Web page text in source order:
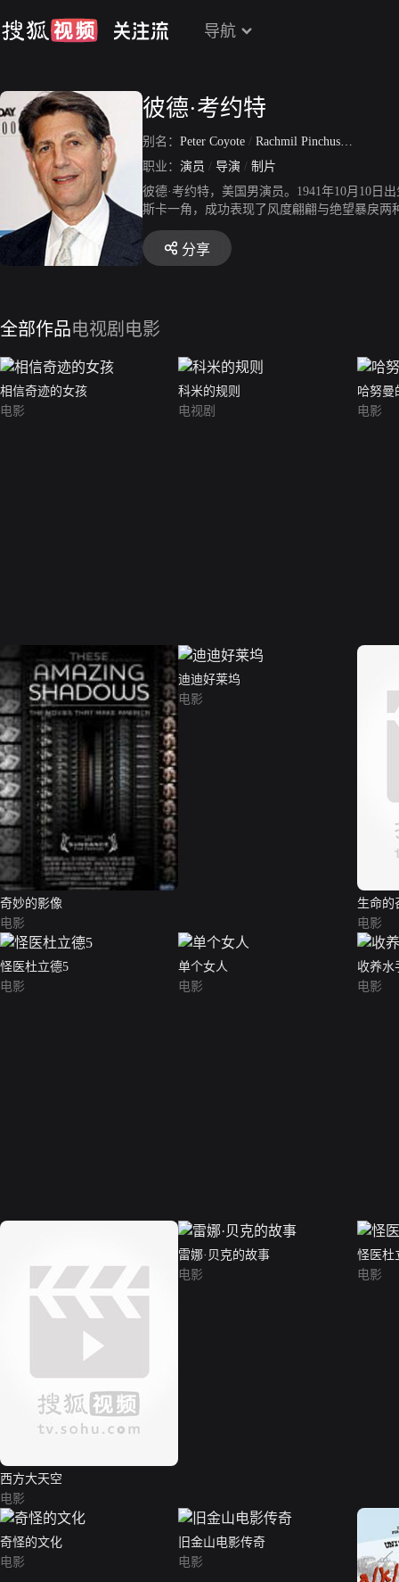
导航
彼德·考约特
别名： Peter Coyote / Rachmil Pinchus Ben Mosha Cohon
职业： 演员 / 导演 / 制片
彼德·考约特，美国男演员。1941年10月10日
斯卡一角，成功表现了风度翩翩与绝望暴戾两
台每周二晚收视最好的《海军罪案调查处》
分享
全部作品电视剧 电影
相信奇迹的女孩
电影
科米的规则
电视剧
哈努曼
电影
奇妙的影像
电影
迪迪好莱坞
电影
生命的
电影
怪医杜立德5
电影
单个女人
电影
收养水
电影
西方大天空
电影
雷娜·贝克的故事
电影
怪医杜
电影
奇怪的文化
电影
旧金山电影传奇
电影